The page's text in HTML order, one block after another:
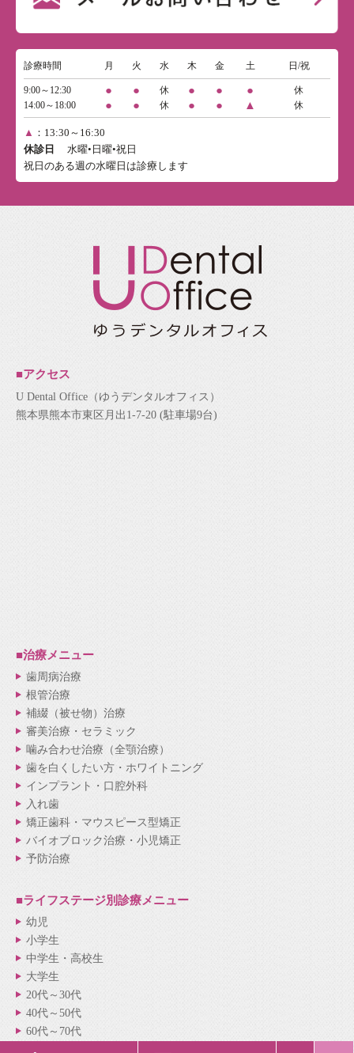
診療時間 月 火 水 木 金 土 日/祝
9:00～12:30 ● ● 休 ● ● ●
休
14:00～18:00
● ● 休 ● ● ▲ 休
▲ ：13:30～16:30
休診日
水曜•日曜•祝日
祝日のある週の水曜日は診療します
■アクセス
U Dental Office（ゆうデンタルオフィス）
熊本県熊本市東区月出1-7-20 (駐車場9台)
■治療メニュー
歯周病治療
根管治療
補綴（被せ物）治療
審美治療・セラミック
噛み合わせ治療（全顎治療）
歯を白くしたい方・ホワイトニング
インプラント・口腔外科
入れ歯
矯正歯科・マウスピース型矯正
バイオブロック治療・小児矯正
予防治療
■ライフステージ別診療メニュー
幼児
小学生
中学生・高校生
大学生
20代～30代
40代～50代
60代～70代